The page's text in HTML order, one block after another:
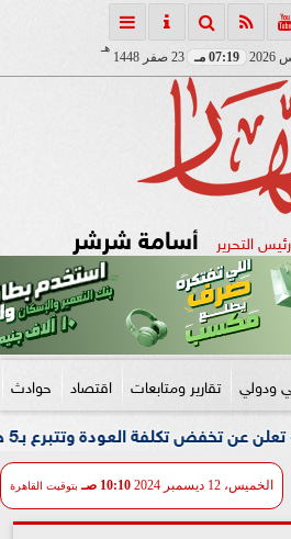
07:19 مـ 23 صفر 1448
هـ
التحرير أسامة شرشر
ودولي تقارير ومتابعات اقتصاد حوادث
الخميس، 12 ديسمبر 2024 10:10 صـ بتوقيت القاهرة